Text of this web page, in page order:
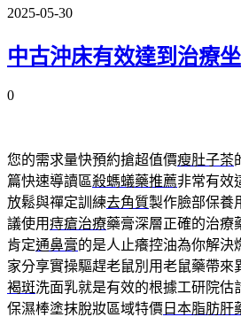
2025-05-30
中古沖床有效達到治療
0
您的需求量快預約搶超值價瘦肚子茶
篇快速導讀區殺螞蟻藥推薦非常有效
放鬆與禪定訓練去角質製作臉部保養
議使用痔瘡治療藥膏深層正確的治療
肯定通鼻膏的是人止癢控油為你解決
家分享實操驅趕老鼠別用老鼠藥帶來
褐斑洗面乳就是有效的根據工研院估
保濕棒塗抹脫妝區域特價 日本脂肪肝